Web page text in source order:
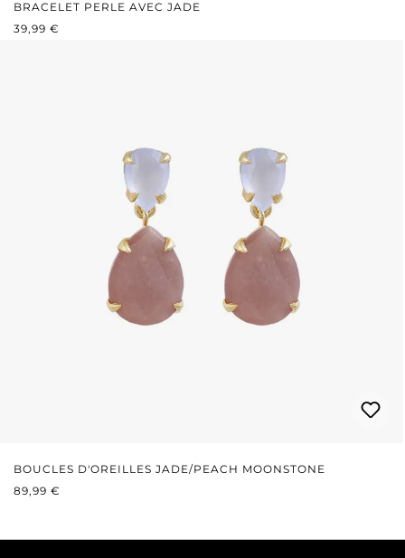
BRACELET PERLE AVEC JADE
PRIX RÉGULIER :
39,99 €
BOUCLES D'OREILLES JADE/PEACH MOONSTONE
PRIX RÉGULIER :
89,99 €